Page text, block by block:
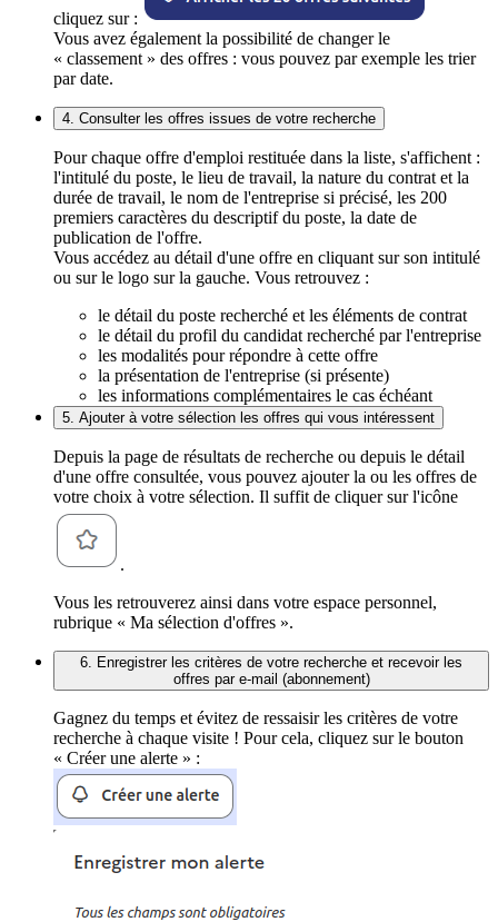
cliquez sur :
Vous avez également la possibilité de changer le
« classement » des offres : vous pouvez par exemple les trier
par date.
4. Consulter les offres issues de votre recherche
Pour chaque offre d'emploi restituée dans la liste, s'affichent :
l'intitulé du poste, le lieu de travail, la nature du contrat et la
durée de travail, le nom de l'entreprise si précisé, les 200
premiers caractères du descriptif du poste, la date de
publication de l'offre.
Vous accédez au détail d'une offre en cliquant sur son intitulé
ou sur le logo sur la gauche. Vous retrouvez :
le détail du poste recherché et les éléments de contrat
le détail du profil du candidat recherché par l'entreprise
les modalités pour répondre à cette offre
la présentation de l'entreprise (si présente)
les informations complémentaires le cas échéant
5. Ajouter à votre sélection les offres qui vous intéressent
Depuis la page de résultats de recherche ou depuis le détail
d'une offre consultée, vous pouvez ajouter la ou les offres de
votre choix à votre sélection. Il suffit de cliquer sur l'icône
.
Vous les retrouverez ainsi dans votre espace personnel,
rubrique « Ma sélection d'offres ».
6. Enregistrer les critères de votre recherche et recevoir les
offres par e-mail (abonnement)
Gagnez du temps et évitez de ressaisir les critères de votre
recherche à chaque visite ! Pour cela, cliquez sur le bouton
« Créer une alerte » :